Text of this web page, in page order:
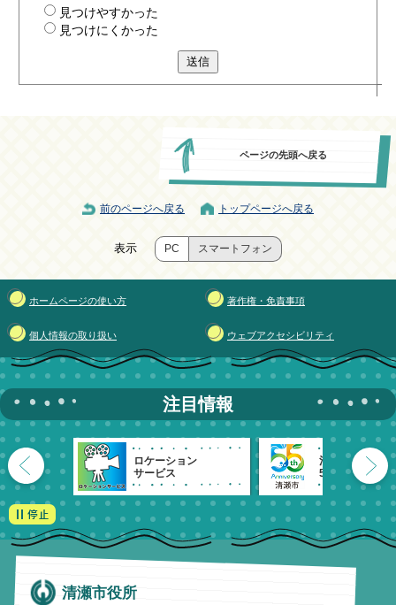
見つけやすかった
見つけにくかった
送信
ページの先頭へ戻る
前のページへ戻る トップページへ戻る
表示 PC スマートフォン
ホームページの使い方 著作権・免責事項
個人情報の取り扱い ウェブアクセシビリティ
注目情報
ロケーション
サービス
清瀬市
55周年記念
清瀬市役所